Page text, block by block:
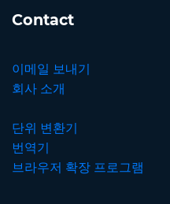
Contact
이메일 보내기
회사 소개
단위 변환기
번역기
브라우저 확장 프로그램